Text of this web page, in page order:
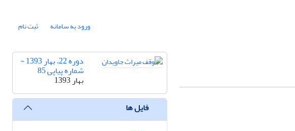
ورود به سامانه ثبت نام
دوره 22، بهار 1393 -
شماره پیاپی 85
بهار 1393
فایل ها